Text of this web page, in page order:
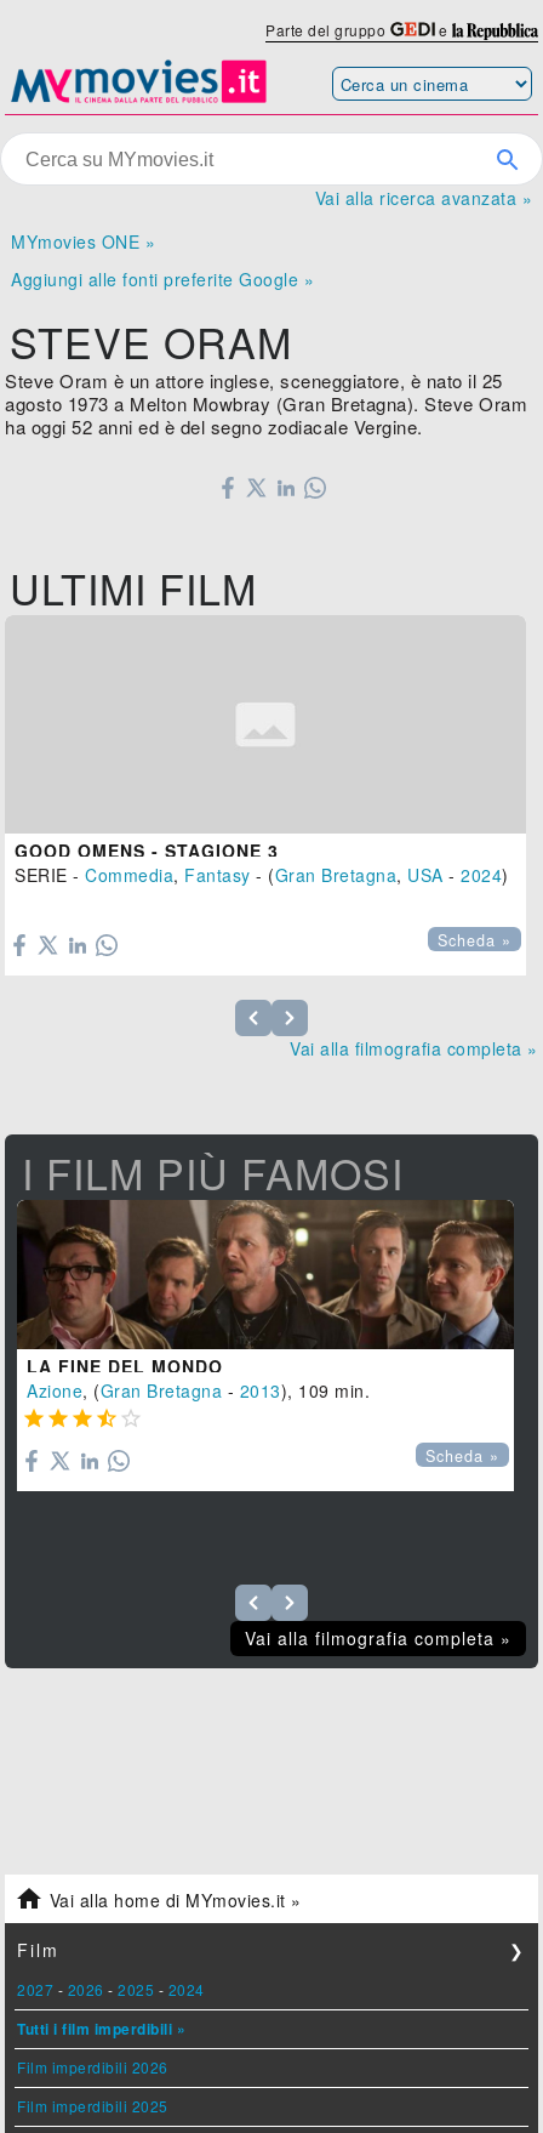
Parte del gruppo e
Vai alla ricerca avanzata »
MYmovies ONE »
Aggiungi alle fonti preferite Google »
STEVE ORAM
Steve Oram è un attore inglese, sceneggiatore, è nato il 25
agosto 1973 a Melton Mowbray (Gran Bretagna). Steve Oram
ha oggi 52 anni ed è del segno zodiacale Vergine.
ULTIMI FILM
GOOD OMENS - STAGIONE 3
SERIE -Commedia, Fantasy - (Gran Bretagna, USA -2024)
Scheda »
Vai alla filmografia completa »
I FILM PIÙ FAMOSI
LA FINE DEL MONDO
Azione, (Gran Bretagna - 2013), 109 min.
    
Scheda »
Vai alla filmografia completa »
 Vai alla home di MYmovies.it »
Film ❯
2027 - 2026 -2025 - 2024
Tutti i film imperdibili »
Film imperdibili 2026
Film imperdibili 2025